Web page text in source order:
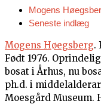
Mogens
Seneste indlæg
Mogens Høegsberg.
Født 1976.
bosat i Århus, nu
ph.d. i
Moesgård